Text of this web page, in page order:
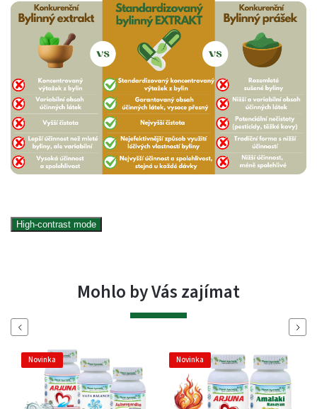
High-contrast mode
Mohlo by Vás zajímat
Previous Next
Novinka Novinka